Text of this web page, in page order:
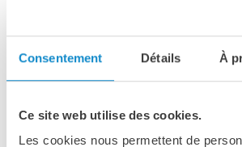
Consentement Détails À
Ce site web utilise des cookies.
Les cookies nous permettent de